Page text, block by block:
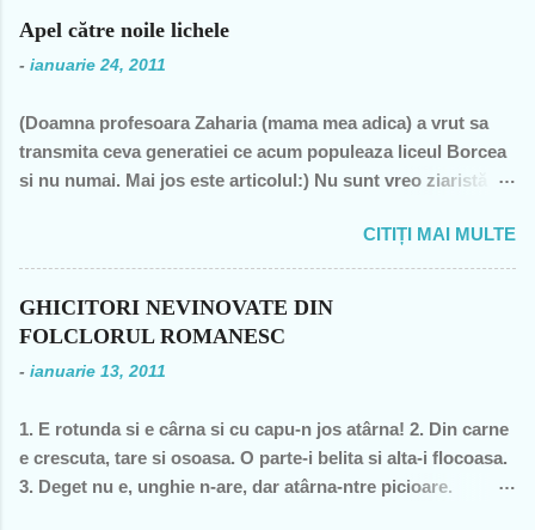
n
t
r
i
i
Apel către noile lichele
- ianuarie 24, 2011
(Doamna profesoara Zaharia (mama mea adica) a vrut sa
transmita ceva generatiei ce acum populeaza liceul Borcea
si nu numai. Mai jos este articolul:) Nu sunt vreo ziaristă
partid- n-am fost decât membră a PCR, câteva luni în 1989,
şi mi-a ajuns şi pentru perioada de după 1989-, nu sunt
scoate şi tâmpiţi în urma prestaţiei sale- asa cum rezultă
pdl-işti, aceasta nu e o înjurătură)! Recunosc acum că din
1990 şi până în acest an de graţie, am fost mereu în
opoziţie, chiar şi atunci când au ieşit cei pe care i-am votat-
CITIȚI MAI MULTE
GHICITORI NEVINOVATE DIN
FOLCLORUL ROMANESC
- ianuarie 13, 2011
1. E rotunda si e cârna si cu capu-n jos atârna! 2. Din carne
e crescuta, tare si osoasa. O parte-i belita si alta-i flocoasa.
3. Deget nu e, unghie n-are, dar atârna-ntre picioare.